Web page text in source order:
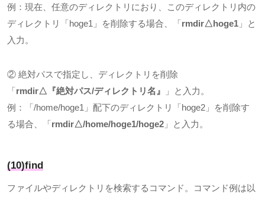
例：現在、任意のディレクトリにおり、このディレクトリ内の
ディレクトリ「 hoge1 」を削除する場合、「 rmdir△hoge1 」と
入力。
② 絶対パスで指定し、ディレクトリを削除
「 rmdir△ 『絶対パス/ディレクトリ名』
」と入力。
例：「 /home/hoge1 」配下のディレクトリ「 hoge2 」を削除す
る場合、「 rmdir△/home/hoge1/hoge2 」と入力。
(10)find
ファイルやディレクトリを検索するコマンド。コマンド例は以